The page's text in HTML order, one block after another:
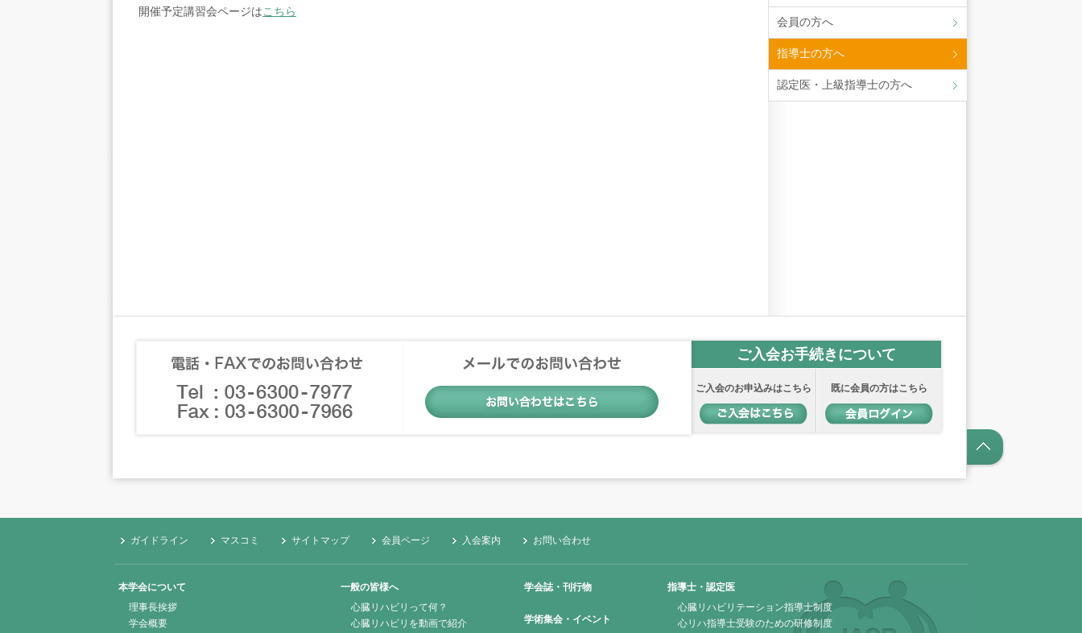
開催予定講習会ページはこちら
会員の方へ
指導士の方へ
認定医・上級指導士の方へ
ご入会お手続きについて
ご入会のお申込みはこちら 既に会員の方はこちら
ガイドライン マスコミ サイトマップ 会員ページ 入会案内 お問い合わせ
本学会について
理事長挨拶
学会概要
一般の皆様へ
心臓リハビリって何？
心臓リハビリを動画で紹介
学会誌・刊行物
学術集会・イベント
指導士・認定医
心臓リハビリテーション指導士制度
心リハ指導士受験のための研修制度